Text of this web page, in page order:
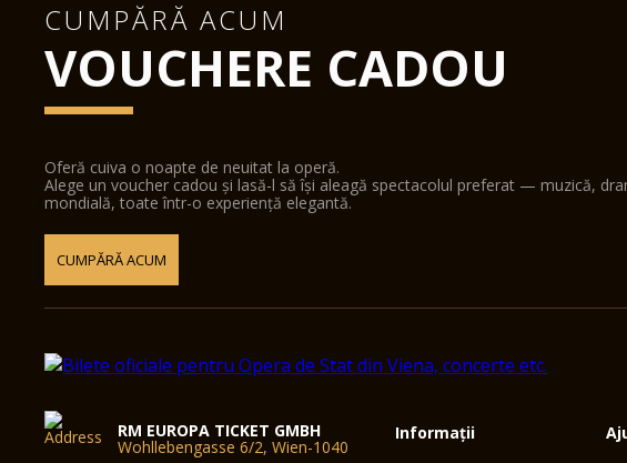
CUMPĂRĂ ACUM
VOUCHERE CADOU
Oferă cuiva o noapte de neuitat la operă.
Alege un voucher cadou și lasă-l să își aleagă spectacolul preferat — muzică,
mondială, toate într-o experiență elegantă.
CUMPĂRĂ ACUM
RM EUROPA TICKET GMBH
Wohllebengasse 6/2, Wien-1040
Informații